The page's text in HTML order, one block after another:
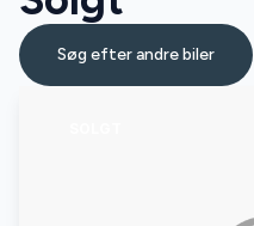
Søg efter andre biler